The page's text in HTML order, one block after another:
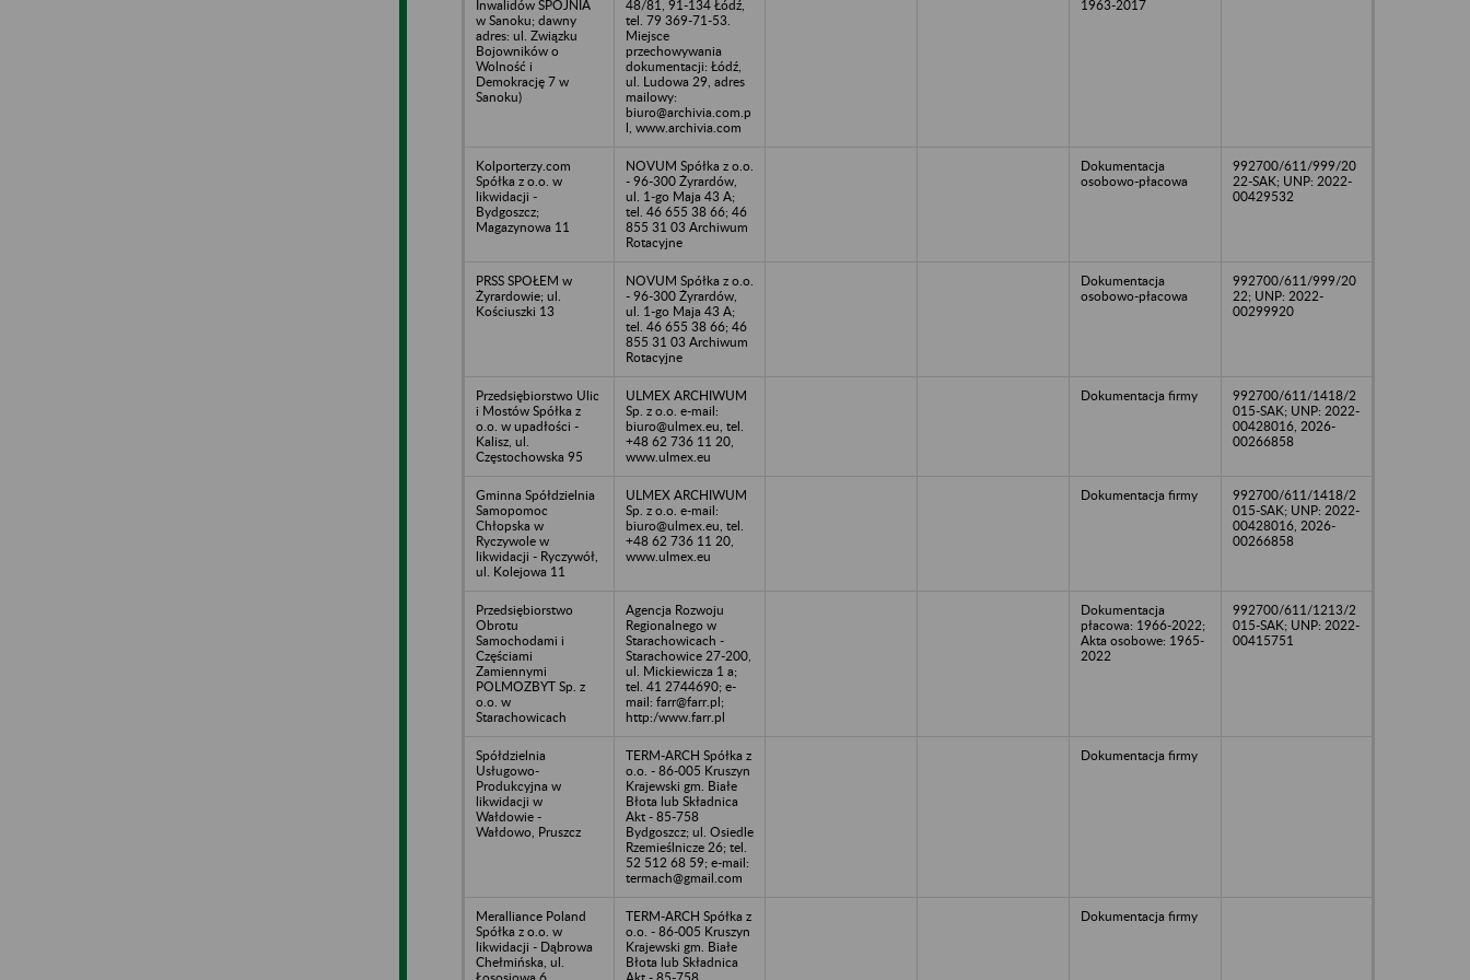
Inwalidów SPÓJNIA
w Sanoku; dawny
adres: ul. Związku
Bojowników o
Wolność i
Demokrację 7 w
Sanoku)
48/81, 91-134 Łódź,
tel. 79 369-71-53.
Miejsce
przechowywania
dokumentacji: Łódź,
ul. Ludowa 29, adres
mailowy:
biuro@archivia.com.p
l, www.archivia.com
1963-2017
Kolporterzy.com
Spółka z o.o. w
likwidacji -
Bydgoszcz;
Magazynowa 11
NOVUM Spółka z o.o.
- 96-300 Żyrardów,
ul. 1-go Maja 43 A;
tel. 46 655 38 66; 46
855 31 03 Archiwum
Rotacyjne
Dokumentacja
osobowo-płacowa
992700/611/999/20
22-SAK; UNP: 2022-
00429532
PRSS SPOŁEM w
Żyrardowie; ul.
Kościuszki 13
NOVUM Spółka z o.o.
- 96-300 Żyrardów,
ul. 1-go Maja 43 A;
tel. 46 655 38 66; 46
855 31 03 Archiwum
Rotacyjne
Dokumentacja
osobowo-płacowa
992700/611/999/20
22; UNP: 2022-
00299920
Przedsiębiorstwo Ulic
i Mostów Spółka z
o.o. w upadłości -
Kalisz, ul.
Częstochowska 95
ULMEX ARCHIWUM
Sp. z o.o. e-mail:
biuro@ulmex.eu, tel.
+48 62 736 11 20,
www.ulmex.eu
Dokumentacja firmy
992700/611/1418/2
015-SAK; UNP: 2022-
00428016, 2026-
00266858
Gminna Spółdzielnia
Samopomoc
Chłopska w
Ryczywole w
likwidacji - Ryczywół,
ul. Kolejowa 11
ULMEX ARCHIWUM
Sp. z o.o. e-mail:
biuro@ulmex.eu, tel.
+48 62 736 11 20,
www.ulmex.eu
Dokumentacja firmy
992700/611/1418/2
015-SAK; UNP: 2022-
00428016, 2026-
00266858
Przedsiębiorstwo
Obrotu
Samochodami i
Częściami
Zamiennymi
POLMOZBYT Sp. z
o.o. w
Starachowicach
Agencja Rozwoju
Regionalnego w
Starachowicach -
Starachowice 27-200,
ul. Mickiewicza 1 a;
tel. 41 2744690; e-
mail: farr@farr.pl;
http:/www.farr.pl
Dokumentacja
płacowa: 1966-2022;
Akta osobowe: 1965-
2022
992700/611/1213/2
015-SAK; UNP: 2022-
00415751
Spółdzielnia
Usługowo-
Produkcyjna w
likwidacji w
Wałdowie -
Wałdowo, Pruszcz
TERM-ARCH Spółka z
o.o. - 86-005 Kruszyn
Krajewski gm. Białe
Błota lub Składnica
Akt - 85-758
Bydgoszcz; ul. Osiedle
Rzemieślnicze 26; tel.
52 512 68 59; e-mail:
termach@gmail.com
Dokumentacja firmy
Meralliance Poland
Spółka z o.o. w
likwidacji - Dąbrowa
Chełmińska, ul.
TERM-ARCH Spółka z
o.o. - 86-005 Kruszyn
Krajewski gm. Białe
Błota lub Składnica
Dokumentacja firmy